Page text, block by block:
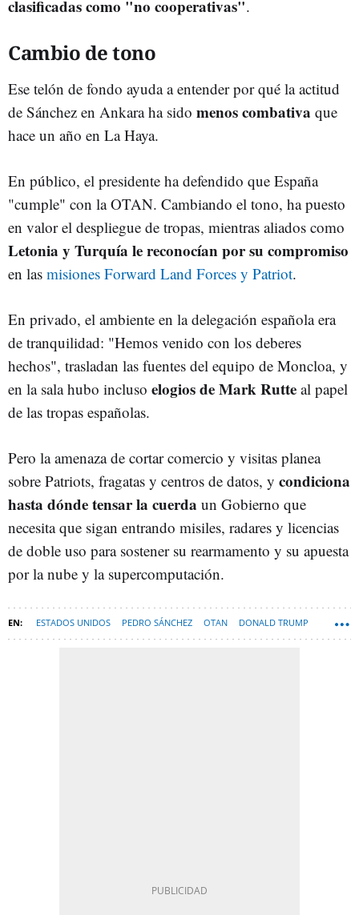
clasificadas como "no cooperativas".
Cambio de tono
Ese telón de fondo ayuda a entender por qué la actitud
de Sánchez en Ankara ha sido menos combativa que
hace un año en La Haya.
En público, el presidente ha defendido que España
"cumple" con la OTAN. Cambiando el tono, ha puesto
en valor el despliegue de tropas, mientras aliados como
Letonia y Turquía le reconocían por su compromiso
en las misiones Forward Land Forces y Patriot.
En privado, el ambiente en la delegación española era
de tranquilidad: "Hemos venido con los deberes
hechos", trasladan las fuentes del equipo de Moncloa, y
en la sala hubo incluso elogios de Mark Rutte al papel
de las tropas españolas.
Pero la amenaza de cortar comercio y visitas planea
sobre Patriots, fragatas y centros de datos, y condiciona
hasta dónde tensar la cuerda un Gobierno que
necesita que sigan entrando misiles, radares y licencias
de doble uso para sostener su rearmamento y su apuesta
por la nube y la supercomputación.
ESTADOS UNIDOS PEDRO SÁNCHEZ OTAN DONALD TRUMP